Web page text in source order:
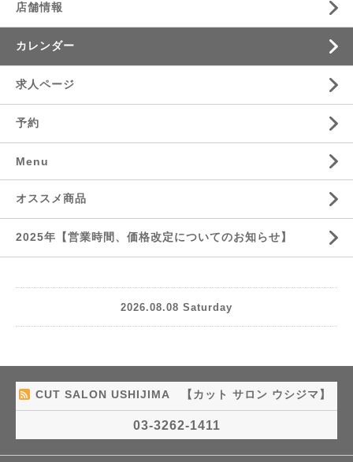
店舗情報
カレンダー
求人ページ
予約
Menu
オススメ商品
2025年【営業時間、価格改定についてのお知らせ】
2026.08.08 Saturday
CUT SALON USHIJIMA 【カット サロン ウシジマ】
03-3262-1411